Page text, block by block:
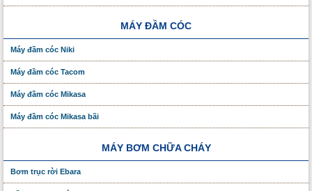
MÁY ĐẦM CÓC
Máy đầm cóc Niki
Máy đầm cóc Tacom
Máy đầm cóc Mikasa
Máy đầm cóc Mikasa bãi
MÁY BƠM CHỮA CHÁY
Bơm trục rời Ebara